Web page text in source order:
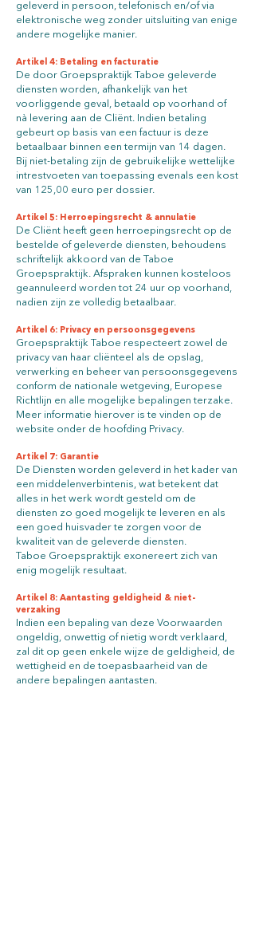
geleverd in persoon, telefonisch en/of via
elektronische weg zonder uitsluiting van enige
andere mogelijke manier.
Artikel 4: Betaling en facturatie
De door Groepspraktijk Taboe geleverde
diensten worden, afhankelijk van het
voorliggende geval, betaald op voorhand of
nà levering aan de Cliënt. Indien betaling
gebeurt op basis van een factuur is deze
betaalbaar binnen een termijn van 14 dagen.
Bij niet-betaling zijn de gebruikelijke wettelijke
intrestvoeten van toepassing evenals een kost
van 125,00 euro per dossier.
Artikel 5: Herroepingsrecht & annulatie
De Cliënt heeft geen herroepingsrecht op de
bestelde of geleverde diensten, behoudens
schriftelijk akkoord van de Taboe
Groepspraktijk. Afspraken kunnen kosteloos
geannuleerd worden tot 24 uur op voorhand,
nadien zijn ze volledig betaalbaar.
Artikel 6: Privacy en persoonsgegevens
Groepspraktijk Taboe respecteert zowel de
privacy van haar cliënteel als de opslag,
verwerking en beheer van persoonsgegevens
conform de nationale wetgeving, Europese
Richtlijn en alle mogelijke bepalingen terzake.
Meer informatie hierover is te vinden op de
website onder de hoofding Privacy.
Artikel 7: Garantie
De Diensten worden geleverd in het kader van
een middelenverbintenis, wat betekent dat
alles in het werk wordt gesteld om de
diensten zo goed mogelijk te leveren en als
een goed huisvader te zorgen voor de
kwaliteit van de geleverde diensten.
Taboe Groepspraktijk exonereert zich van
enig mogelijk resultaat.
Artikel 8: Aantasting geldigheid & niet-
verzaking
Indien een bepaling van deze Voorwaarden
ongeldig, onwettig of nietig wordt verklaard,
zal dit op geen enkele wijze de geldigheid, de
wettigheid en de toepasbaarheid van de
andere bepalingen aantasten.